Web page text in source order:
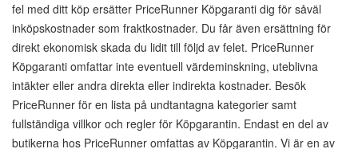
fel med ditt köp ersätter PriceRunner Köpgaranti dig för såväl
inköpskostnader som fraktkostnader. Du får även ersättning för
direkt ekonomisk skada du lidit till följd av felet. PriceRunner
Köpgaranti omfattar inte eventuell värdeminskning, uteblivna
intäkter eller andra direkta eller indirekta kostnader. Besök
PriceRunner för en lista på undtantagna kategorier samt
fullständiga villkor och regler för Köpgarantin. Endast en del av
butikerna hos PriceRunner omfattas av Köpgarantin. Vi är en av